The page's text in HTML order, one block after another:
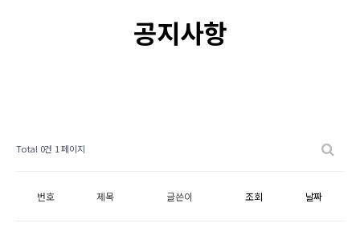
공지사항
Total 0건 1 페이지
번호 제목 글쓴이 조회 날짜